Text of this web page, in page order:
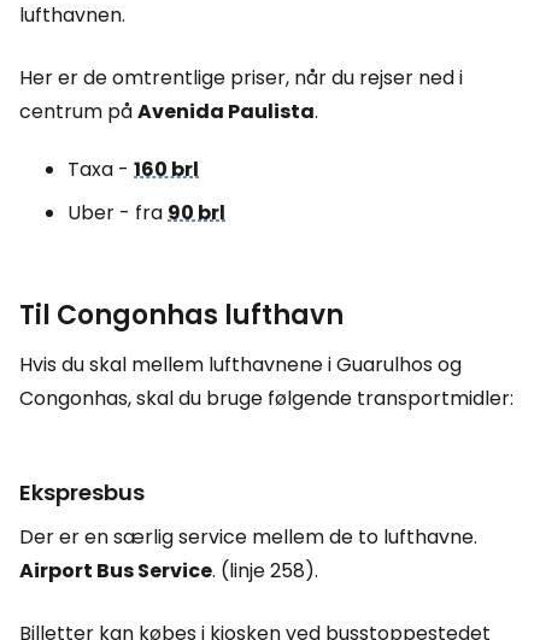
lufthavnen.
Her er de omtrentlige priser, når du rejser ned i
centrum påAvenida Paulista.
Taxa - 160 brl
Uber - fra90 brl
Til Congonhas lufthavn
Hvis du skal mellem lufthavnene i Guarulhos og
Congonhas, skal du bruge følgende transportmidler:
Ekspresbus
Der er en særlig service mellem de to lufthavne.
Airport Bus Service. (linje 258).
Billetter kan købes i kiosken ved busstoppestedet